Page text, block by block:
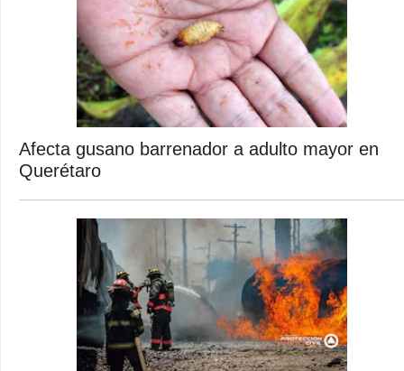
Afecta gusano barrenador a adulto mayor en
Querétaro